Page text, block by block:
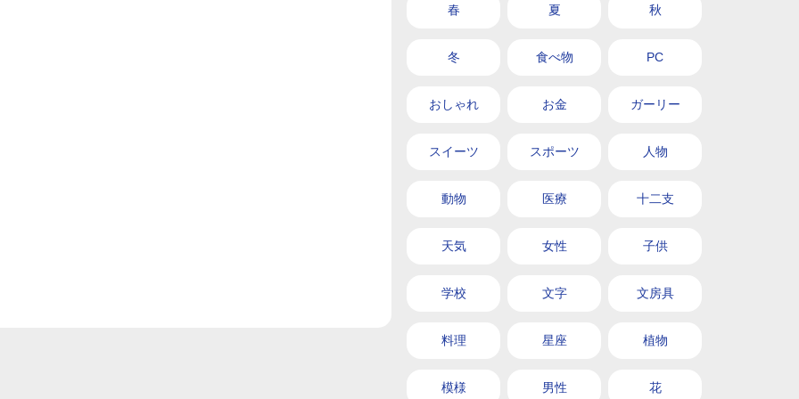
春 夏 秋
冬 食べ物 PC
おしゃれ お金 ガーリー
スイーツ スポーツ 人物
動物 医療 十二支
天気 女性 子供
学校 文字 文房具
料理 星座 植物
模様 男性 花